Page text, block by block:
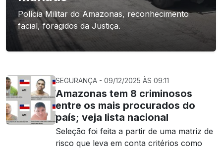
Polícia Militar do Amazonas, reconhecimento
facial, foragidos da Justiça.
SEGURANÇA - 09/12/2025 ÀS 09:11
Amazonas tem 8 criminosos
entre os mais procurados do
país; veja lista nacional
Seleção foi feita a partir de uma matriz de
risco que leva em conta critérios como